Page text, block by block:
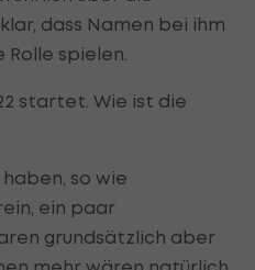
dass Namen bei ihm
spielen.
startet. Wie ist die
haben, so wie
ein paar
grundsätzlich aber